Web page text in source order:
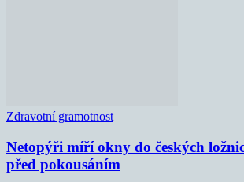
Zdravotní gramotnost
Netopýři míří okny do českých
před pokousáním